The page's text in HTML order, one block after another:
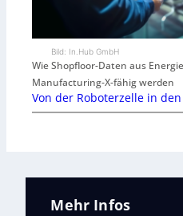
Bild: In.Hub GmbH
Wie Shopfloor-Daten aus
Manufacturing-X-fähig werden
Von der Roboterzelle in
Mehr Infos